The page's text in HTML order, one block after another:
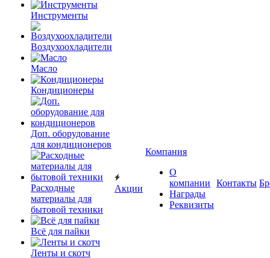
Инструменты
Воздухоохладители
Масло
Кондиционеры
Доп. оборудование
для кондиционеров
Расходные
материалы для
бытовой техники
Всё для пайки
Ленты и скотч
Акции
Компания
О
компании
Награды
Реквизиты
Контакты